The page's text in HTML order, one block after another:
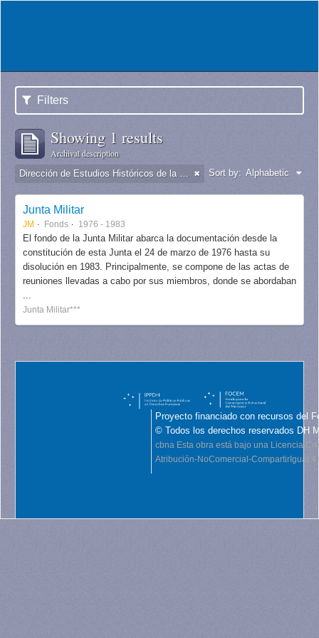
Filters
Showing 1 results
Archival description
Dirección de Estudios Históricos de la Fuerza Aérea Sort by: Alphabetic
Junta Militar
JM Fonds 1976 - 1983
El fondo de la Junta Militar abarca la documentación desde la
constitución de esta Junta el 24 de marzo de 1976 hasta su
disolución en 1983. Principalmente, se compone de las actas de
reuniones llevadas a cabo por sus miembros, donde se abordaban
...
Junta Militar***
Proyecto financiado con recursos del
© Todos los derechos reservados DH
cbna Esta obra está bajo una Licencia
Atribución-NoComercial-CompartirIgual